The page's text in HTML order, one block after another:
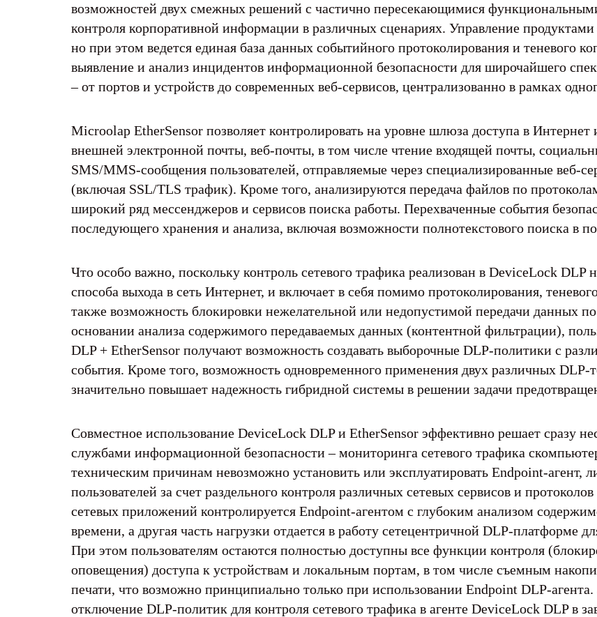
возможностей двух смежных решений с частично пересекающимися
контроля корпоративной информации в различных сценариях. Управление продуктами
но при этом ведется единая база данных событийного протоколирования и теневого
выявление и анализ инцидентов информационной безопасности для широчайшего
– от портов и устройств до современных веб-сервисов, централизованно в рамках
Microolap EtherSensor позволяет контролировать на уровне шлюза доступа в Интернет
внешней электронной почты, веб-почты, в том числе чтение входящей почты,
SMS/MMS-сообщения пользователей, отправляемые через специализированные веб-
(включая SSL/TLS трафик). Кроме того, анализируются передача файлов по
широкий ряд мессенджеров и сервисов поиска работы. Перехваченные события
последующего хранения и анализа, включая возможности полнотекстового поиска в
Что особо важно, поскольку контроль сетевого трафика реализован в DeviceLock DLP
способа выхода в сеть Интернет, и включает в себя помимо протоколирования,
также возможность блокировки нежелательной или недопустимой передачи данных
основании анализа содержимого передаваемых данных (контентной фильтрации),
DLP + EtherSensor получают возможность создавать выборочные DLP-политики с
события. Кроме того, возможность одновременного применения двух различных DLP-
значительно повышает надежность гибридной системы в решении задачи
Совместное использование DeviceLock DLP и EtherSensor эффективно решает сразу
службами информационной безопасности – мониторинга сетевого трафика
техническим причинам невозможно установить или эксплуатировать Endpoint-агент,
пользователей за счет раздельного контроля различных сетевых сервисов и
сетевых приложений контролируется Endpoint-агентом с глубоким анализом
времени, а другая часть нагрузки отдается в работу сетецентричной DLP-платформе
При этом пользователям остаются полностью доступны все функции контроля
оповещения) доступа к устройствам и локальным портам, в том числе съемным
печати, что возможно принципиально только при использовании Endpoint DLP-
отключение DLP-политик для контроля сетевого трафика в агенте DeviceLock DLP в